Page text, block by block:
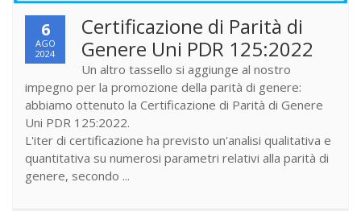
6
AGO
2024
Certificazione di Parità di
Genere Uni PDR 125:2022
Un altro tassello si aggiunge al nostro
impegno per la promozione della parità di genere:
abbiamo ottenuto la Certificazione di Parità di Genere
Uni PDR 125:2022.
L'iter di certificazione ha previsto un'analisi qualitativa e
quantitativa su numerosi parametri relativi alla parità di
genere, secondo ...